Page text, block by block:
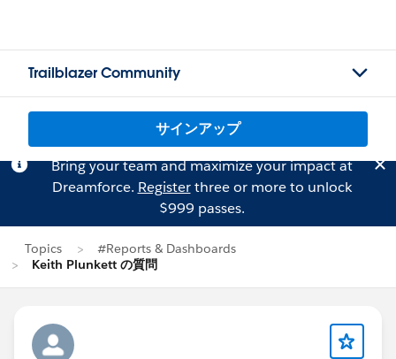
Trailblazer Community
サインアップ
Bring your team and maximize your impact at
Dreamforce. Registerthree or more to unlock
$999 passes.
Topics
#Reports & Dashboards
Keith Plunkett の質問